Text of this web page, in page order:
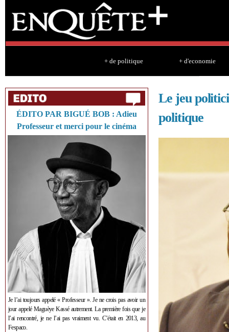
+ de politique + d'economie
ÉDITO PAR BIGUÉ BOB : Adieu
Professeur et merci pour le cinéma
Je l’ai toujours appelé « Professeur ». Je ne crois pas avoir un
jour appelé Maguèye Kassé autrement. La première fois que je
l’ai rencontré, je ne l’ai pas vraiment vu. C’était en 2013, au
Fespaco.
Le jeu
politique